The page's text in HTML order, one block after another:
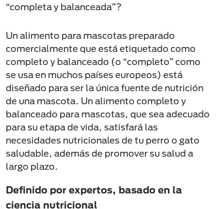
“completa y balanceada”?
Un alimento para mascotas preparado
comercialmente que está etiquetado como
completo y balanceado (o “completo” como
se usa en muchos países europeos) está
diseñado para ser la única fuente de nutrición
de una mascota. Un alimento completo y
balanceado para mascotas, que sea adecuado
para su etapa de vida, satisfará las
necesidades nutricionales de tu perro o gato
saludable, además de promover su salud a
largo plazo.
Definido por expertos, basado en la
ciencia nutricional